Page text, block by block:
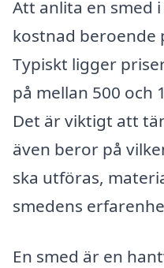
Att anlita en smed
kostnad beroende
Typiskt ligger
på mellan 500 och
Det är viktigt att
även beror på
ska utföras,
smedens
En smed är en